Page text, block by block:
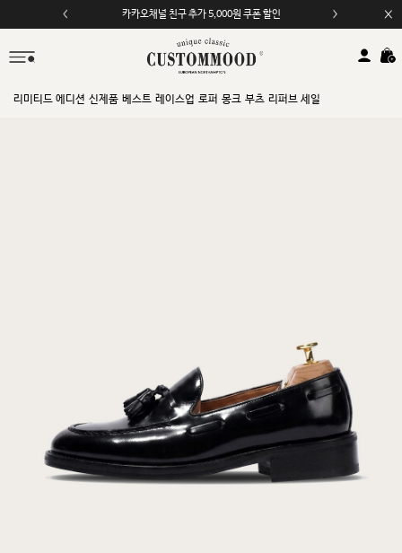
카카오채널 친구 추가 5,000원 쿠폰 할인
모바일 앱 자동 2,000원 할인
리미티드 에디션 신제품 베스트 레이스업 로퍼 몽크 부츠 리퍼브 세일